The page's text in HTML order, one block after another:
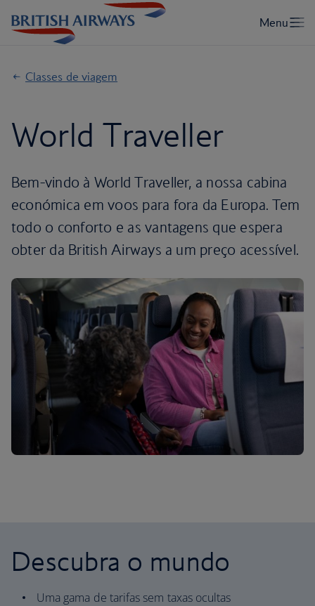
Classes de viagem
World Traveller
Bem-vindo à World Traveller, a nossa cabina
económica em voos para fora da Europa. Tem
todo o conforto e as vantagens que espera
obter da British Airways a um preço acessível.
Descubra o mundo
Uma gama de tarifas sem taxas ocultas